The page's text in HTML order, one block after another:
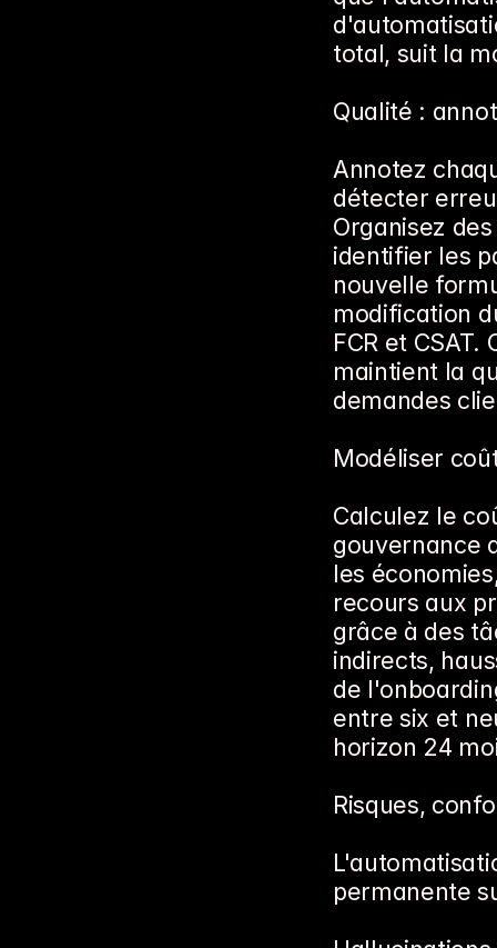
total, suit la
Qualité :
Annotez
détecter
Organisez
identifier les
nouvelle
modification
FCR et
maintient la
demandes
Modéliser
Calculez le
gouvernance
les
recours aux
grâce à des
indirects,
de
entre six et
horizon 24
Risques,
permanente